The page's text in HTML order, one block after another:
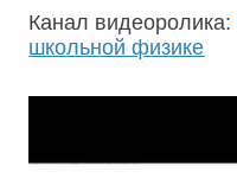
Канал видеоролика:
школьной физике